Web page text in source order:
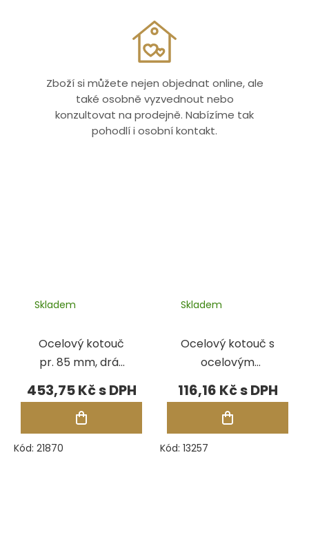
Zboží si můžete nejen objednat online, ale
také osobně vyzvednout nebo
konzultovat na prodejně. Nabízíme tak
pohodlí i osobní kontakt.
Ocelový kotouč
pr. 85 mm, drát
0,15 mm
Skladem
453,75 Kč
Kód: 21870
Ocelový kotouč s
ocelovým
středem
Skladem
116,16 Kč
Kód: 13257